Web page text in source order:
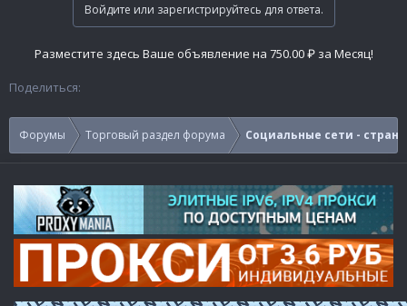
Войдите или зарегистрируйтесь для ответа.
Разместите здесь Ваше объявление на 750.00 ₽ за Месяц!
Поделиться:
Форумы Торговый раздел форума Социальные сети -